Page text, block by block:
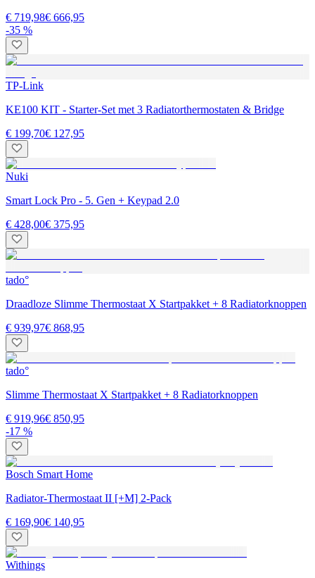
€ 719,98€ 666,95
-35 %
TP-Link
KE100 KIT - Starter-Set met 3 Radiatorthermostaten & Bridge
€ 199,70€ 127,95
Nuki
Smart Lock Pro - 5. Gen + Keypad 2.0
€ 428,00€ 375,95
tado°
Draadloze Slimme Thermostaat X Startpakket + 8 Radiatorknoppen
€ 939,97€ 868,95
tado°
Slimme Thermostaat X Startpakket + 8 Radiatorknoppen
€ 919,96€ 850,95
-17 %
Bosch Smart Home
Radiator-Thermostaat II [+M] 2-Pack
€ 169,90€ 140,95
Withings